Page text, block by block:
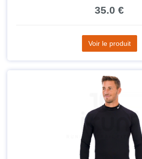
35.0 €
Voir le produit